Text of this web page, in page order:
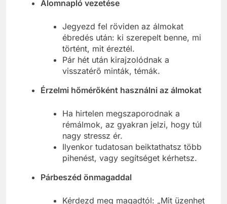
Jegyezd fel röviden az álmokat
ébredés után: ki szerepelt benne, mi
történt, mit éreztél.
Pár hét után kirajzolódnak a
Ha hirtelen megszaporodnak a
rémálmok, az gyakran jelzi, hogy túl
nagy stressz ér.
Ilyenkor tudatosan beiktathatsz több